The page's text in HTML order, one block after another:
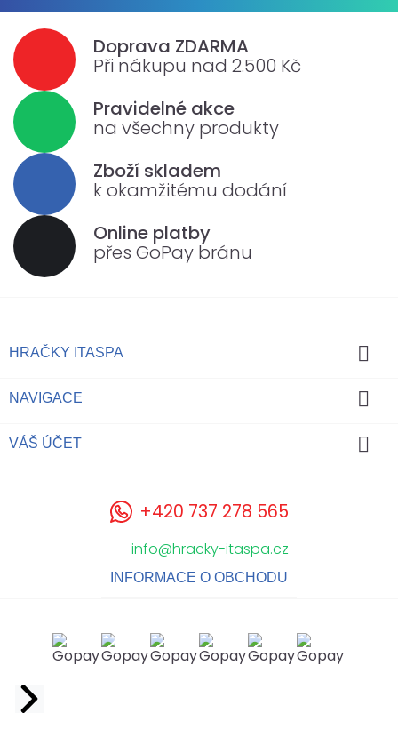
Doprava ZDARMA
Při nákupu nad 2.500 Kč
Pravidelné akce
na všechny produkty
Zboží skladem
k okamžitému dodání
Online platby
přes GoPay bránu
HRAČKY ITASPA 
NAVIGACE 
VÁŠ ÚČET 
+420 737 278 565
info@hracky-itaspa.cz
INFORMACE O OBCHODU